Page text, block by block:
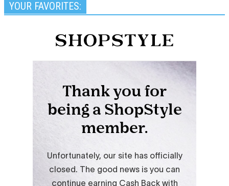
YOUR FAVORITES: